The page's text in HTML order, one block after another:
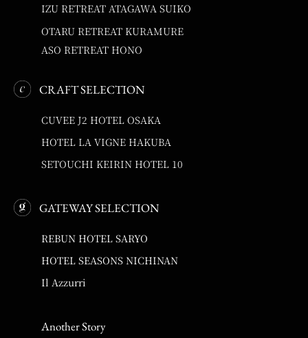
IZU RETREAT ATAGAWA SUIKO
OTARU RETREAT KURAMURE
ASO RETREAT HONO
CRAFT SELECTION
CUVEE J2 HOTEL OSAKA
HOTEL LA VIGNE HAKUBA
SETOUCHI KEIRIN HOTEL 10
GATEWAY SELECTION
REBUN HOTEL SARYO
HOTEL SEASONS NICHINAN
Il Azzurri
Another Story